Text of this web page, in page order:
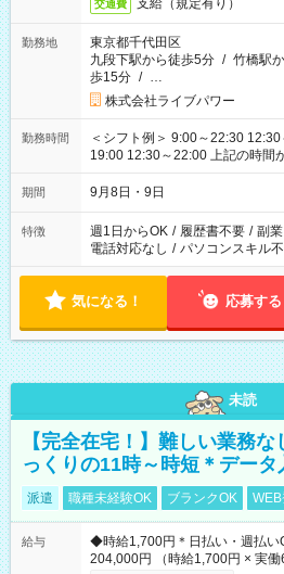
交通費 支給（規定有り）
勤務地
東京都千代田区
九段下駅から徒歩5分 / 竹橋駅
歩15分 / …
株式会社ライブパワー
勤務時間
＜シフト例＞ 9:00～22:30
19:00 12:30～22:00 上記の時間から好きな時間を選べます！ ※
時間は変更となる可能性があり
期間 9月8日・9日
特徴 週1日からOK / 履歴書不要 / 副
電話対応なし / パソコンスキル
気になる！ 応募する
未読
【完全在宅！】難しい業務
っくりの11時～時短＊データ
派遣 職種未経験OK ブランクOK
給与
◆時給1,700円＊日払い・週払い
204,000円 （時給1,700円 × 実働